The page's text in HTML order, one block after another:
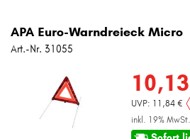
APA Euro-Warndreieck Micro
Art.-Nr. 31055
UVP: 11,84 €
inkl. 19%